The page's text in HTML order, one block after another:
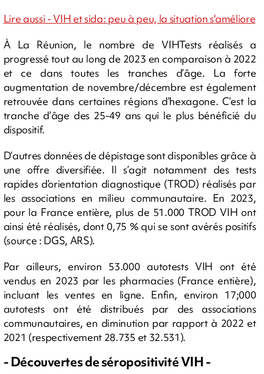
Lire aussi - VIH et sida: peu à peu, la situation s'améliore
À La Réunion, le nombre de VIHTests réalisés a
progressé tout au long de 2023 en comparaison à 2022
et ce dans toutes les tranches d’âge. La forte
augmentation de novembre/décembre est également
retrouvée dans certaines régions d’hexagone. C’est la
tranche d’âge des 25-49 ans qui le plus bénéficié du
dispositif.
D’autres données de dépistage sont disponibles grâce à
une offre diversifiée. Il s’agit notamment des tests
rapides d’orientation diagnostique (TROD) réalisés par
les associations en milieu communautaire. En 2023,
pour la France entière, plus de 51.000 TROD VIH ont
ainsi été réalisés, dont 0,75 % qui se sont avérés positifs
(source : DGS, ARS).
Par ailleurs, environ 53.000 autotests VIH ont été
vendus en 2023 par les pharmacies (France entière),
incluant les ventes en ligne. Enfin, environ 17;000
autotests ont été distribués par des associations
communautaires, en diminution par rapport à 2022 et
2021 (respectivement 28.735 et 32.531).
- Découvertes de séropositivité VIH -